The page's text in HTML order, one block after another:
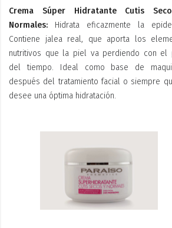
Crema Súper Hidratante Cutis
Normales: Hidrata eficazmente la
Contiene jalea real, que aporta los
nutritivos que la piel va perdiendo con el
del tiempo. Ideal como base de
después del tratamiento facial o siempre
desee una óptima hidratación.